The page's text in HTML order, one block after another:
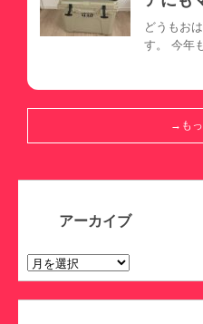
どうもお
す。 今年
→も
アーカイブ
ア
ー
カ